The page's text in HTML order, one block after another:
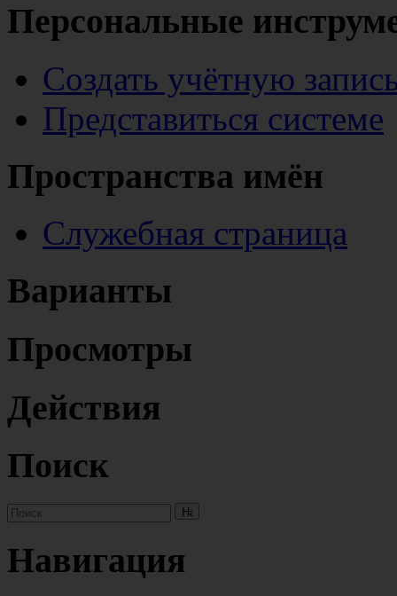
Персональные
Создать учётную
Представиться системе
Пространства имён
Служебная страница
Варианты
Просмотры
Действия
Поиск
Навигация